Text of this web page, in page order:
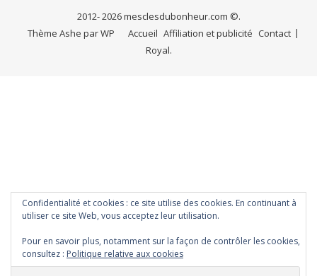
2012- 2026 mesclesdubonheur.com ©.
Accueil Affiliation et publicité Contact
Thème Ashe parWP
Royal.
Confidentialité et cookies : ce site utilise des cookies. En continuant à
utiliser ce site Web, vous acceptez leur utilisation.
Pour en savoir plus, notamment sur la façon de contrôler les cookies,
consultez : Politique relative aux cookies